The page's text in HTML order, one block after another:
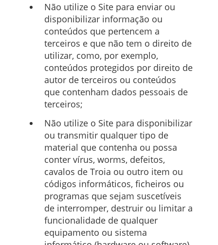
Não utilize o Site para enviar ou
disponibilizar informação ou
conteúdos que pertencem a
terceiros e que não tem o direito de
utilizar, como, por exemplo,
conteúdos protegidos por direito de
autor de terceiros ou conteúdos
que contenham dados pessoais de
terceiros;
Não utilize o Site para disponibilizar
ou transmitir qualquer tipo de
material que contenha ou possa
conter vírus, worms, defeitos,
cavalos de Troia ou outro item ou
códigos informáticos, ficheiros ou
programas que sejam suscetíveis
de interromper, destruir ou limitar a
funcionalidade de qualquer
equipamento ou sistema